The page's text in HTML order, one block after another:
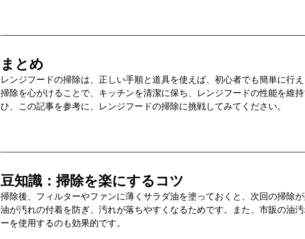
まとめ
レンジフードの掃除は、正しい手順と道具を使えば、初心者でも簡単に行
掃除を心がけることで、キッチンを清潔に保ち、レンジフードの性能を維
ひ、この記事を参考に、レンジフードの掃除に挑戦してみてください。
豆知識：掃除を楽にするコツ
掃除後、フィルターやファンに薄くサラダ油を塗っておくと、次回の掃除
油が汚れの付着を防ぎ、汚れが落ちやすくなるためです。また、市販の油
ーを使用するのも効果的です。